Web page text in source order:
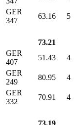
GER
347
63.16 5
73.21
GER
407
51.43
4
GER
249
80.95 4
GER
332
70.91 4
73.19